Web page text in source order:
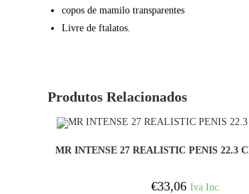
copos de mamilo transparentes
Livre de ftalatos.
Produtos Relacionados
MR INTENSE 27 REALISTIC PENIS 22.3
€33,06 Iva Inc.